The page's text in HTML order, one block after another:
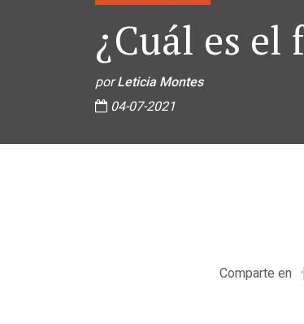
¿Cuál es
porLeticia Montes
04-07-2021
Comparte en